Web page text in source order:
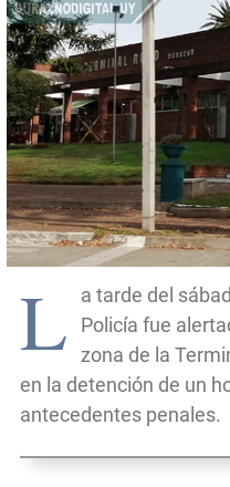
L
a tarde del
Policía fue
zona de la
en la detención de un
antecedentes penales.